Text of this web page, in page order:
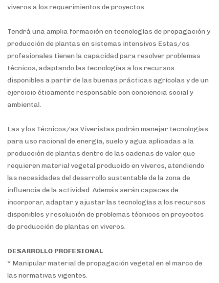
viveros a los requerimientos de proyectos.
Tendrá una amplia formación en tecnologías de propagación y
producción de plantas en sistemas intensivos Estas/os
profesionales tienen la capacidad para resolver problemas
técnicos, adaptando las tecnologías a los recursos
disponibles a partir de las buenas prácticas agrícolas y de un
ejercicio éticamente responsable con conciencia social y
ambiental.
Las y los Técnicos/as Viveristas podrán manejar tecnologías
para uso racional de energía, suelo y agua aplicadas a la
producción de plantas dentro de las cadenas de valor que
requieren material vegetal producido en viveros, atendiendo
las necesidades del desarrollo sustentable de la zona de
influencia de la actividad. Además serán capaces de
incorporar, adaptar y ajustar las tecnologías a los recursos
disponibles y resolución de problemas técnicos en proyectos
de producción de plantas en viveros.
DESARROLLO PROFESIONAL
* Manipular material de propagación vegetal en el marco de
las normativas vigentes.